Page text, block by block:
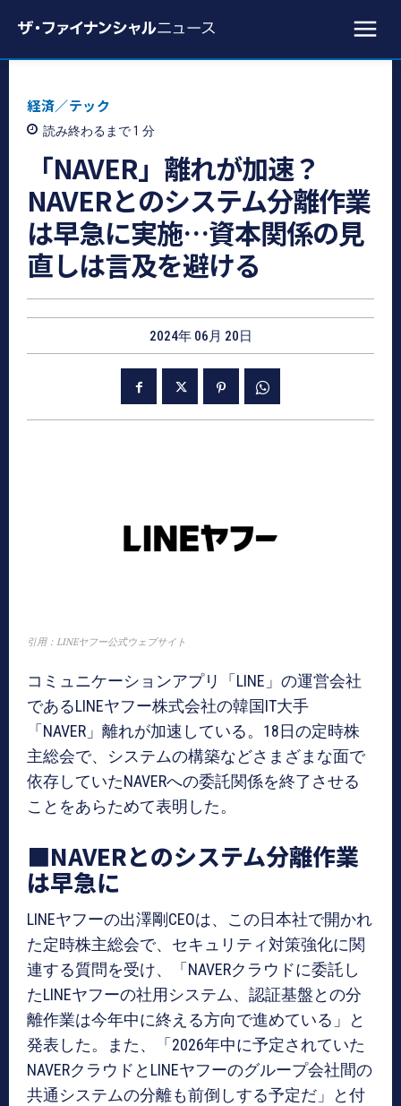
経済／テック
読み終わるまで 1 分
「NAVER」離れが加速？
NAVERとのシステム分離作業
は早急に実施…資本関係の見
直しは言及を避ける
2024年 06月 20日
引用：LINEヤフー公式ウェブサイト
コミュニケーションアプリ「LINE」の運営会社
であるLINEヤフー株式会社の韓国IT大手
「NAVER」離れが加速している。18日の定時株
主総会で、システムの構築などさまざまな面で
依存していたNAVERへの委託関係を終了させる
ことをあらためて表明した。
■NAVERとのシステム分離作業
は早急に
LINEヤフーの出澤剛CEOは、この日本社で開かれ
た定時株主総会で、セキュリティ対策強化に関
連する質問を受け、「NAVERクラウドに委託し
たLINEヤフーの社用システム、認証基盤との分
離作業は今年中に終える方向で進めている」と
発表した。また、「2026年中に予定されていた
NAVERクラウドとLINEヤフーのグループ会社間の
共通システムの分離も前倒しする予定だ」と付